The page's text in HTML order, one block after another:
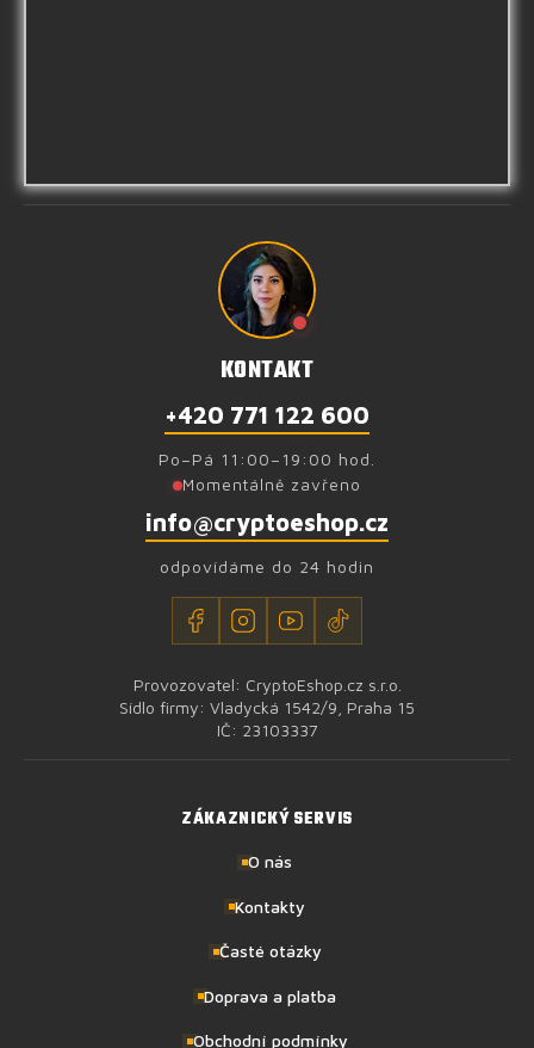
KONTAKT
+420 771 122 600
Po–Pá 11:00–19:00 hod.
Momentálně zavřeno
info@cryptoeshop.cz
odpovídáme do 24 hodin
Provozovatel: CryptoEshop.cz s.r.o.
Sídlo firmy: Vladycká 1542/9, Praha 15
IČ: 23103337
ZÁKAZNICKÝ SERVIS
O nás
Kontakty
Časté otázky
Doprava a platba
Obchodní podmínky